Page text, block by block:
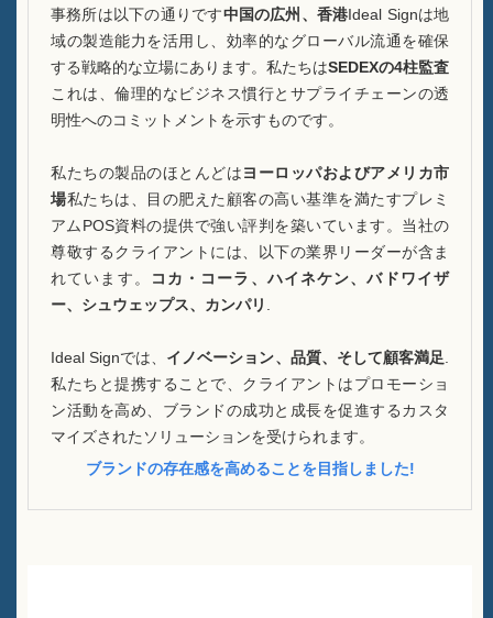
事務所は以下の通りです中国の広州、香港Ideal Signは地
域の製造能力を活用し、効率的なグローバル流通を確保
する戦略的な立場にあります。私たちはSEDEXの4柱監査
これは、倫理的なビジネス慣行とサプライチェーンの透
明性へのコミットメントを示すものです。
私たちの製品のほとんどはヨーロッパおよびアメリカ市
場私たちは、目の肥えた顧客の高い基準を満たすプレミ
アムPOS資料の提供で強い評判を築いています。当社の
尊敬するクライアントには、以下の業界リーダーが含ま
れています。
コカ・コーラ、ハイネケン、バドワイザ
ー、シュウェップス、カンパリ
Ideal Signでは、 イノベーション、品質、そして顧客満足
私たちと提携することで、クライアントはプロモーショ
ン活動を高め、ブランドの成功と成長を促進するカスタ
マイズされたソリューションを受けられます。
ブランドの存在感を高めることを目指しました!